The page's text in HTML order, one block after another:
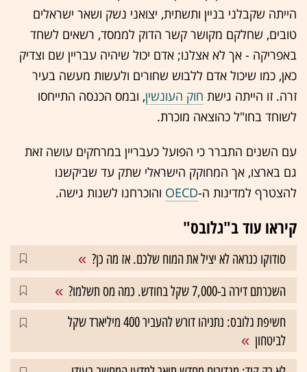
הייתה שקבלני בניין ותשתית, יצואני נשק ושאר ישראלים
טובים, שחלקם מקושר קשר הדוק לממסד, רשאים לשחד
באפריקה - אך לא אצלנו; אדם יכול שיהיה עבריין שם וצדיק
כאן, כמו שיכול אדם ללבוש שחורים ולעשות מעשה בעיר
זרה. זו הייתה גישת חוק העונשין, ובמס הכנסה התייחסו
לשוחד בחו"ל כהוצאה מוכרת.
עם השנים התברר כי הפועל כעבריין במרחקים עושה זאת
גם בארצו, אך המחוקק הישראלי שתק עד שביקשנו
להצטרף למדינות ה-OECD והוכרחנו לשנות גישה.
קיראו עוד ב"גלובס"
סודוקו כנראה לא יציל את המוח שלכם. אז מה כן?
השכרתם דירה ב-7,000 שקל בחודש. כמה מס תשלמו?
חשיפת גלובס: נתניהו דורש להעביר 400 מיליארד שקל
לביטחון